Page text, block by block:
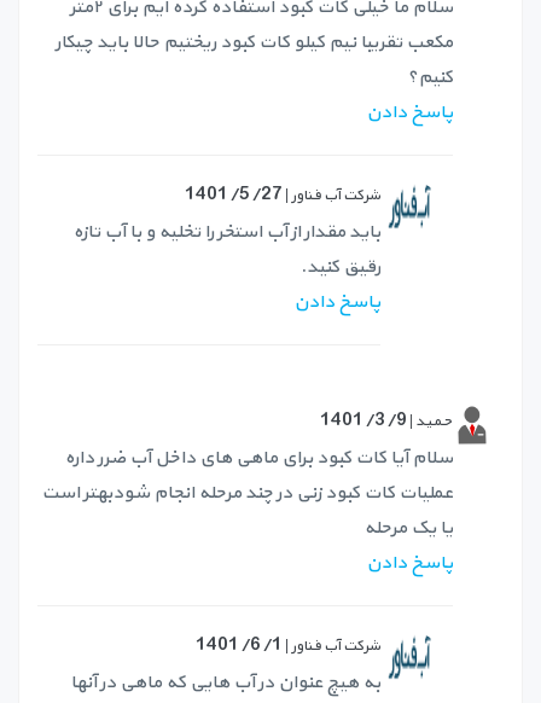
سلام ما خیلی کات کبود استفاده کرده ایم برای ۲متر
مکعب تقریبا نیم کیلو کات کبود ریختیم حالا باید چیکار
کنیم؟
پاسخ دادن
شرکت آب فناور | 1401/5/27
باید مقدار از آب استخر را تخلیه و با آب تازه
رقیق کنید.
پاسخ دادن
حمید | 1401/3/9
سلام آیا کات کبود برای ماهی های داخل آب ضرر داره
عملیات کات کبود زنی در چند مرحله انجام شودبهتر است
یا یک مرحله
پاسخ دادن
شرکت آب فناور | 1401/6/1
به هیچ عنوان در آب هایی که ماهی در آنها